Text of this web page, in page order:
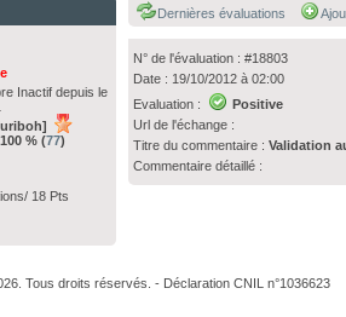
Inactif depuis le
100 % (77)
18 Pts
Dernières évaluations
N° de l'évaluation : #18803
Date : 19/10/2012 à 02:00
Evaluation :
Positive
Url de l'échange :
Titre du commentaire :Validation
Commentaire détaillé :
Tous droits réservés. - Déclaration CNIL n°1036623